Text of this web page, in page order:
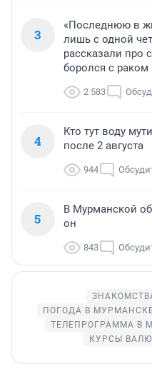
3
«Последнюю в
лишь с одной
рассказали про
боролся с раком
2 583
4
Кто тут воду
после 2 августа
944
5
В Мурманской
он
843
ПОГОДА В
ТЕЛЕПРОГРАММА В
КУРСЫ